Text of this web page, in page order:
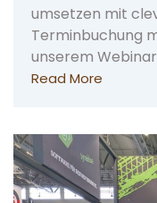
umsetzen mit
Terminbuchung
unserem
Read More